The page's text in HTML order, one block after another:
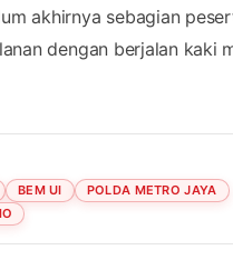
akhirnya sebagian
dengan berjalan kaki
BEM UI
POLDA METRO JAYA